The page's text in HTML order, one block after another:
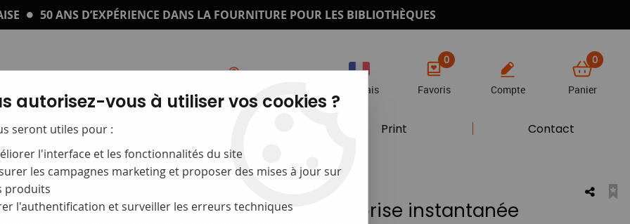
50 ANS D’EXPÉRIENCE DANS LA FOURNITURE POUR LES BIBLIOTHÈQUES
Français
0
Favoris Compte
0
Panier
Catalogue Print Contact
'S ' prise instantanée
Eurefilm référence 'S ' prise instantanée
autorisez-vous à utiliser vos cookies ?
seront utiles pour :
l'interface et les fonctionnalités du site
les campagnes marketing et proposer des mises à jour sur
produits
l'authentification et surveiller les erreurs techniques